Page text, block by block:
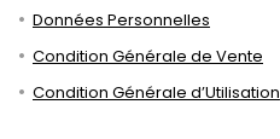
Données Personnelles
Condition Générale de Vente
Condition Générale d’Utilisation